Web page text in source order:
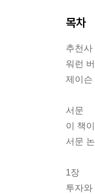
목차
추천사
워런
제이슨
서문
이 책
서문
1장
투자